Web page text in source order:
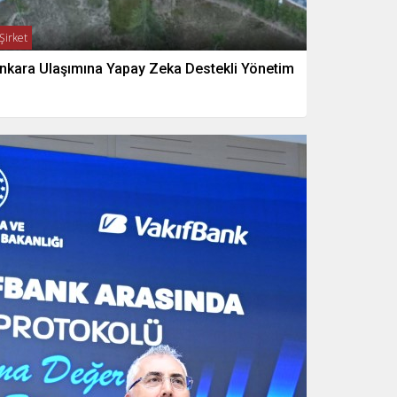
Şirket
Ulaşımına Yapay Zeka Destekli Yönetim